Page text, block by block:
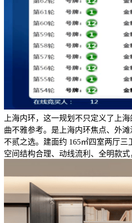
上海内环，这一规划不只定义了上
曲不雅参考。是上海内环焦点、外
不贰之选。建面约 165㎡四室两厅三
空间结构合理、动线流利、全明款式